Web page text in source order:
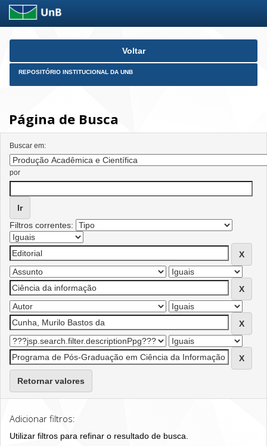
Skip
Voltar
REPOSITÓRIO INSTITUCIONAL DA UNB
Página de Busca
Buscar em:
por
Filtros correntes:
Retornar valores
Adicionar filtros:
Utilizar filtros para refinar o resultado de busca.